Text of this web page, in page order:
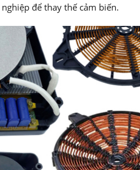
để thay thế cảm biến.